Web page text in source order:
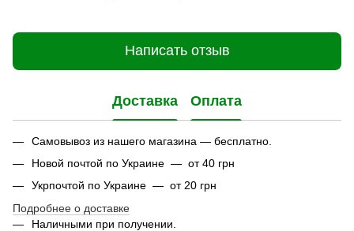
Написать отзыв
Доставка Оплата
Самовывоз из нашего магазина — бесплатно.
Новой почтой по Украине — от 40 грн
Укрпочтой по Украине — от 20 грн
Подробнее о доставке
Наличными при получении.